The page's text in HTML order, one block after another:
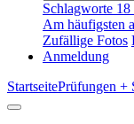
Schlagworte 18
Am häufigsten
Zufällige Fotos
Anmeldung
StartseitePrüfungen +